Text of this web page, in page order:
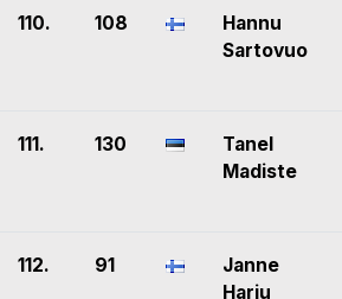
110. 108
Hannu
Sartovuo
111. 130
Tanel
Madiste
112. 91
Janne
Harju